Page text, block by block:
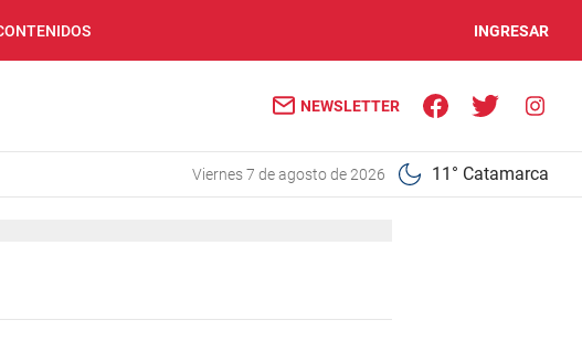
INGRESAR
NEWSLETTER
viernes 7 de agosto de 2026 11° Catamarca